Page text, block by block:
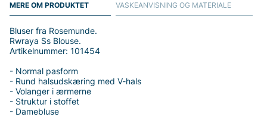
MERE OM PRODUKTET
Bluser fra Rosemunde.
Rwraya Ss Blouse.
Artikelnummer: 101454
- Normal pasform
- Rund halsudskæring med V-hals
- Volanger i ærmerne
- Struktur i stoffet
- Damebluse
VASKEANVISNING OG MATERIALE